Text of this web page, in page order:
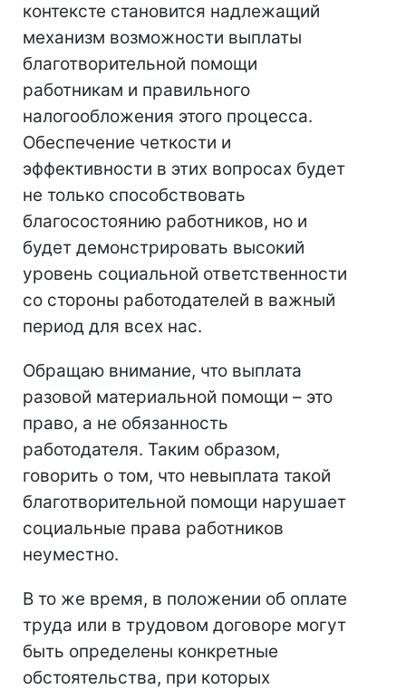
контексте становится надлежащий
механизм возможности выплаты
благотворительной помощи
работникам и правильного
налогообложения этого процесса.
Обеспечение четкости и
эффективности в этих вопросах будет
не только способствовать
благосостоянию работников, но и
будет демонстрировать высокий
уровень социальной ответственности
со стороны работодателей в важный
период для всех нас.
Обращаю внимание, что выплата
разовой материальной помощи – это
право, а не обязанность
работодателя. Таким образом,
говорить о том, что невыплата такой
благотворительной помощи нарушает
социальные права работников
неуместно.
В то же время, в положении об оплате
труда или в трудовом договоре могут
быть определены конкретные
обстоятельства, при которых